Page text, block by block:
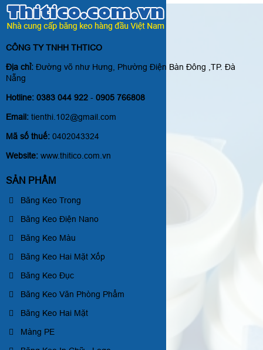
là lựa chọn đáng tin cậy.
CÔNG TY TNHH THTICO
Địa chỉ: Đường võ như Hưng, Phường Điện Bàn Đông ,TP. Đà
Nẵng
Hotline: 0383 044 922 - 0905 766808
Email: tienthi.102@gmail.com
Mã số thuế: 0402043324
Website: www.thitico.com.vn
SẢN PHẨM
Băng Keo Trong
Băng Keo Điện Nano
Băng Keo Màu
Băng Keo Hai Mặt Xốp
Băng Keo Đục
Băng Keo Văn Phòng Phẩm
Băng Keo Hai Mặt
Màng PE